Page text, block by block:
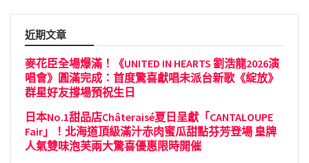
近期文章
麥花臣全場爆滿！《UNITED IN HEARTS 劉浩龍2026演
唱會》圓滿完成：首度驚喜獻唱未派台新歌《綻放》
群星好友撐場預祝生日
日本No.1甜品店Châteraisé夏日呈獻「CANTALOUPE
Fair」！北海道頂級滿汁赤肉蜜瓜甜點芬芳登場 皇牌
人氣雙味泡芙兩大驚喜優惠限時開催